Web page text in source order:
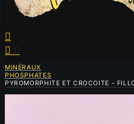


MINÉRAUX
PHOSPHATES
PYROMORPHITE ET CROCOITE -